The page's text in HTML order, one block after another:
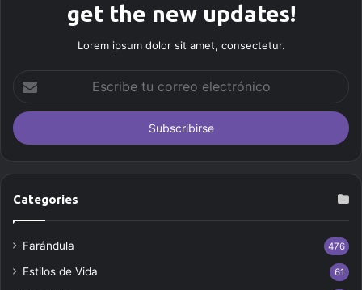
get the new updates!
Lorem ipsum dolor sit amet, consectetur.
r
t
o
Categories
Farándula 476
Estilos de Vida 61